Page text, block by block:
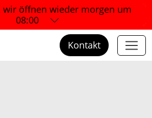
wir öffnen wieder morgen um
08:00
Kontakt